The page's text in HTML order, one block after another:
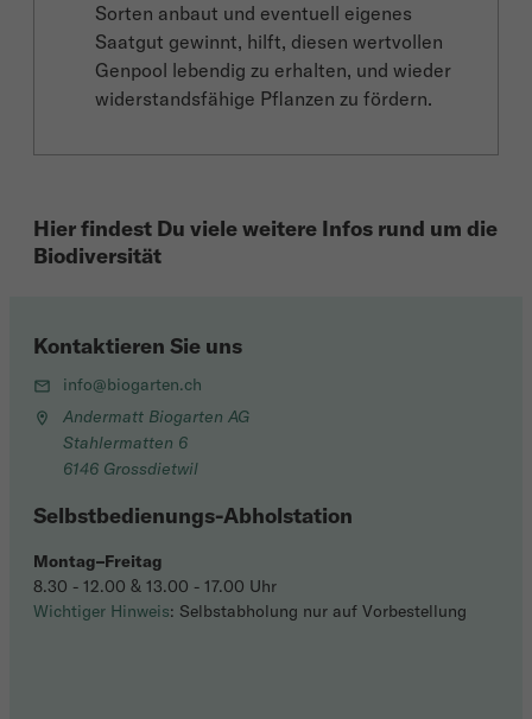
Sorten anbaut und eventuell eigenes
Saatgut gewinnt, hilft, diesen wertvollen
Genpool lebendig zu erhalten, und wieder
widerstandsfähige Pflanzen zu fördern.
Hier findest Du viele weitere Infos rund um die
Biodiversität
Kontaktieren Sie uns
info@biogarten.ch
Andermatt Biogarten AG
Stahlermatten 6
6146 Grossdietwil
Selbstbedienungs-Abholstation
Montag–Freitag
8.30 - 12.00 & 13.00 - 17.00 Uhr
Wichtiger Hinweis: Selbstabholung nur auf Vorbestellung